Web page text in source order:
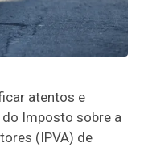
atentos e
Imposto sobre a
(IPVA) de